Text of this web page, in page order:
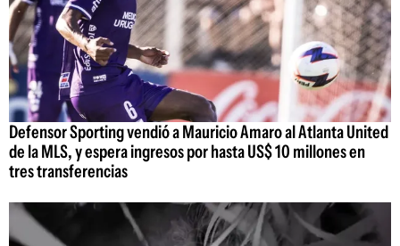
Defensor Sporting vendió a Mauricio Amaro al Atlanta United
de la MLS, y espera ingresos por hasta US$ 10 millones en
tres transferencias